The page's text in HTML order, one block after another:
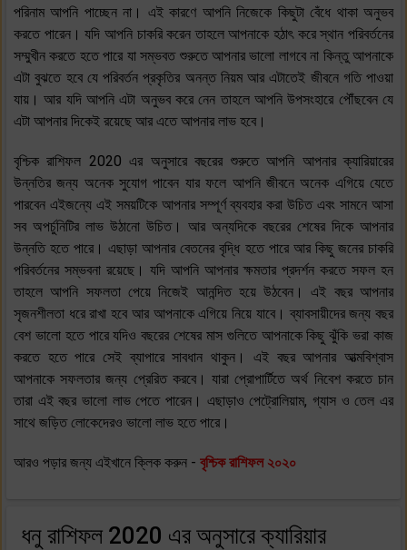
পরিনাম আপনি পাচ্ছেন না। এই কারণে আপনি নিজেকে কিছুটা বেঁধে থাকা অনুভব
করতে পারেন। যদি আপনি চাকরি করেন তাহলে আপনাকে হঠাৎ করে স্থান পরিবর্তনের
সম্মুখীন করতে হতে পারে যা সম্ভবত শুরুতে আপনার ভালো লাগবে না কিন্তু আপনাকে
এটা বুঝতে হবে যে পরিবর্তন প্রকৃতির অনন্ত নিয়ম আর এটাতেই জীবনে গতি পাওয়া
যায়। আর যদি আপনি এটা অনুভব করে নেন তাহলে আপনি উপসংহারে পৌঁছবেন যে
এটা আপনার দিকেই রয়েছে আর এতে আপনার লাভ হবে।
বৃশ্চিক রাশিফল 2020 এর অনুসারে বছরের শুরুতে আপনি আপনার ক্যারিয়ারের
উন্নতির জন্য অনেক সুযোগ পাবেন যার ফলে আপনি জীবনে অনেক এগিয়ে যেতে
পারবেন এইজন্যে এই সময়টিকে আপনার সম্পূর্ণ ব্যবহার করা উচিত এবং সামনে আসা
সব অপর্চুনিটির লাভ উঠানো উচিত। আর অন্যদিকে বছরের শেষের দিকে আপনার
উন্নতি হতে পারে। এছাড়া আপনার বেতনের বৃদ্ধি হতে পারে আর কিছু জনের চাকরি
পরিবর্তনের সম্ভবনা রয়েছে। যদি আপনি আপনার ক্ষমতার প্রদর্শন করতে সফল হন
তাহলে আপনি সফলতা পেয়ে নিজেই আনন্দিত হয়ে উঠবেন। এই বছর আপনার
সৃজনশীলতা ধরে রাখা হবে আর আপনাকে এগিয়ে নিয়ে যাবে। ব্যাবসায়ীদের জন্য বছর
বেশ ভালো হতে পারে যদিও বছরের শেষের মাস গুলিতে আপনাকে কিছু ঝুঁকি ভরা কাজ
করতে হতে পারে সেই ব্যাপারে সাবধান থাকুন। এই বছর আপনার আত্মবিশ্বাস
আপনাকে সফলতার জন্য প্রেরিত করবে। যারা প্রোপার্টিতে অর্থ নিবেশ করতে চান
তারা এই বছর ভালো লাভ পেতে পারেন। এছাড়াও পেট্রোলিয়াম, গ্যাস ও তেল এর
সাথে জড়িত লোকেদেরও ভালো লাভ হতে পারে।
আরও পড়ার জন্য এইখানে ক্লিক করুন - বৃশ্চিক রাশিফল ২০২০
ধনু রাশিফল 2020 এর অনুসারে ক্যারিয়ার